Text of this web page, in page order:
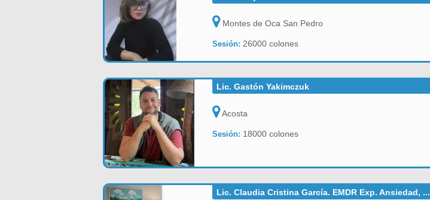
Montes de Oca San Pedro
Sesión: 26000 colones
Lic. Gastón Yakimczuk
Acosta
Sesión: 18000 colones
Lic. Claudia Cristina García. EMDR Exp. Ansiedad, ...